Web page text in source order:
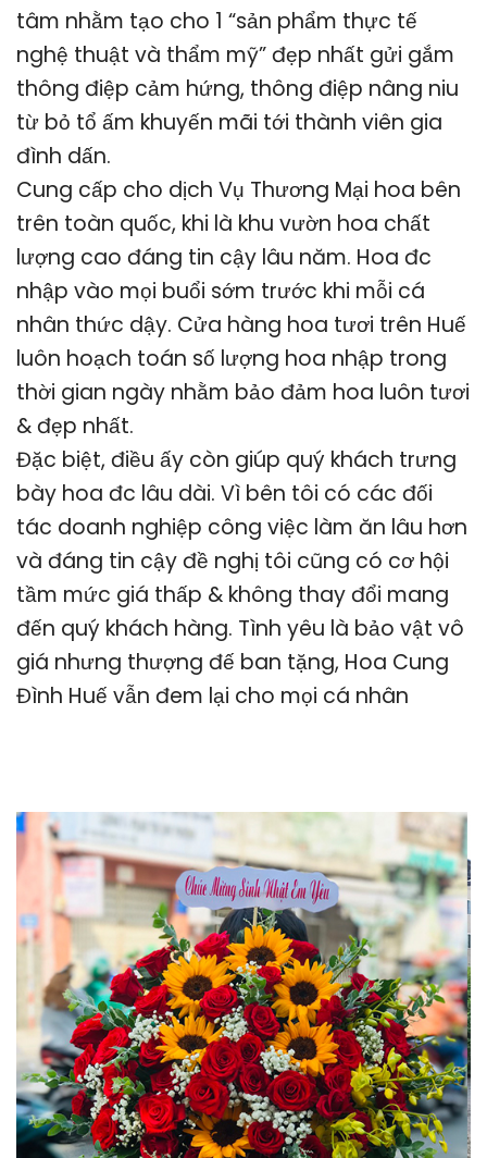
tâm nhằm tạo cho 1 “sản phẩm thực tế
nghệ thuật và thẩm mỹ” đẹp nhất gửi gắm
thông điệp cảm hứng, thông điệp nâng niu
từ bỏ tổ ấm khuyến mãi tới thành viên gia
đình dấn.
Cung cấp cho dịch Vụ Thương Mại hoa bên
trên toàn quốc, khi là khu vườn hoa chất
lượng cao đáng tin cậy lâu năm. Hoa đc
nhập vào mọi buổi sớm trước khi mỗi cá
nhân thức dậy. Cửa hàng hoa tươi trên Huế
luôn hoạch toán số lượng hoa nhập trong
thời gian ngày nhằm bảo đảm hoa luôn tươi
& đẹp nhất.
Đặc biệt, điều ấy còn giúp quý khách trưng
bày hoa đc lâu dài. Vì bên tôi có các đối
tác doanh nghiệp công việc làm ăn lâu hơn
và đáng tin cậy đề nghị tôi cũng có cơ hội
tầm mức giá thấp & không thay đổi mang
đến quý khách hàng. Tình yêu là bảo vật vô
giá nhưng thượng đế ban tặng, Hoa Cung
Đình Huế vẫn đem lại cho mọi cá nhân